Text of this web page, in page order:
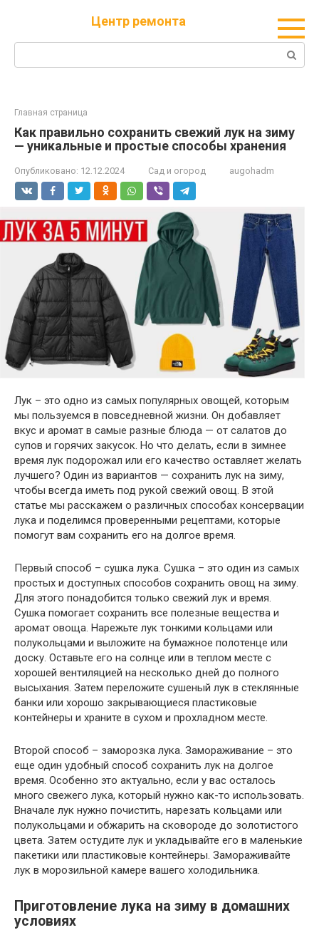
Центр ремонта
Поиск:
Главная страница
Как правильно сохранить свежий лук на зиму
— уникальные и простые способы хранения
Опубликовано: 12.12.2024 Сад и огород augohadm
Лук – это одно из самых популярных овощей, которым
мы пользуемся в повседневной жизни. Он добавляет
вкус и аромат в самые разные блюда — от салатов до
супов и горячих закусок. Но что делать, если в зимнее
время лук подорожал или его качество оставляет желать
лучшего? Один из вариантов — сохранить лук на зиму,
чтобы всегда иметь под рукой свежий овощ. В этой
статье мы расскажем о различных способах консервации
лука и поделимся проверенными рецептами, которые
помогут вам сохранить его на долгое время.
Первый способ – сушка лука. Сушка – это один из самых
простых и доступных способов сохранить овощ на зиму.
Для этого понадобится только свежий лук и время.
Сушка помогает сохранить все полезные вещества и
аромат овоща. Нарежьте лук тонкими кольцами или
полукольцами и выложите на бумажное полотенце или
доску. Оставьте его на солнце или в теплом месте с
хорошей вентиляцией на несколько дней до полного
высыхания. Затем переложите сушеный лук в стеклянные
банки или хорошо закрывающиеся пластиковые
контейнеры и храните в сухом и прохладном месте.
Второй способ – заморозка лука. Замораживание – это
еще один удобный способ сохранить лук на долгое
время. Особенно это актуально, если у вас осталось
много свежего лука, который нужно как-то использовать.
Вначале лук нужно почистить, нарезать кольцами или
полукольцами и обжарить на сковороде до золотистого
цвета. Затем остудите лук и укладывайте его в маленькие
пакетики или пластиковые контейнеры. Замораживайте
лук в морозильной камере вашего холодильника.
Приготовление лука на зиму в домашних
условиях